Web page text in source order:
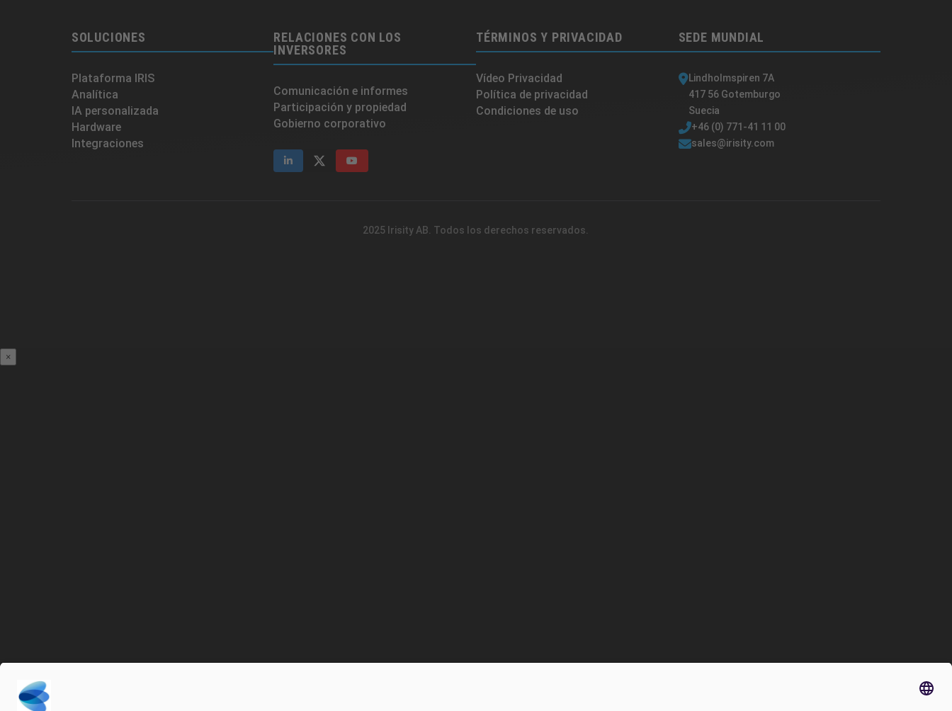
SOLUCIONES
Plataforma IRIS
Analítica
IA personalizada
Hardware
Integraciones​
RELACIONES CON LOS
INVERSORES
Comunicación e informes
Participación y propiedad
Gobierno corporativo
TÉRMINOS Y PRIVACIDAD
Vídeo Privacidad
Política de privacidad
Condiciones de uso
SEDE MUNDIAL
Lindholmspiren 7A
417 56 Gotemburgo
Suecia
+46 (0) 771-41 11 00
sales@irisity.com
2025 Irisity AB. Todos los derechos reservados.
×